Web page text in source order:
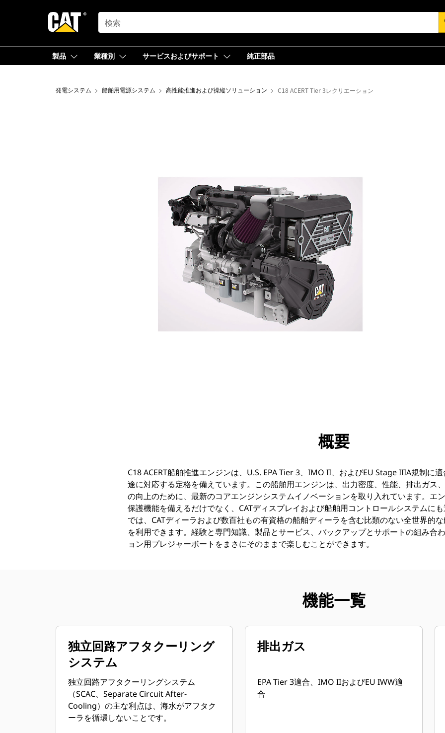
SEARCH
製品 業種別 サービスおよびサポート 純正部品
発電システム 船舶用電源システム 高性能推進および操縦ソリューション C18 ACERT Tier 3レクリエーション
ツアー
概要
C18 ACERT船舶推進エンジンは、U.S. EPA Tier 3、IMO II、およびEU Stage IIIA規制に
途に対応する定格を備えています。この船舶用エンジンは、出力密度、性能、排出ガス
の向上のために、最新のコアエンジンシステムイノベーションを取り入れています。エ
保護機能を備えるだけでなく、CATディスプレイおよび船舶用コントロールシステムに
では、CATディーラおよび数百社もの有資格の船舶ディーラを含む比類のない全世界的
を利用できます。経験と専門知識、製品とサービス、バックアップとサポートの組み合
ョン用プレジャーボートをまさにそのままで楽しむことができます。
機能一覧
独立回路アフタクーリング
システム
独立回路アフタクーリングシステム
（SCAC、Separate Circuit After-
Cooling）の主な利点は、海水がアフタク
ーラを循環しないことです。
排出ガス
EPA Tier 3適合、IMO IIおよびEU IWW適
合